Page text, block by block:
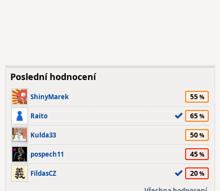
Poslední hodnocení
ShinyMarek 55
Raito 65
Kulda33 50
pospech11 45
FildasCZ 20